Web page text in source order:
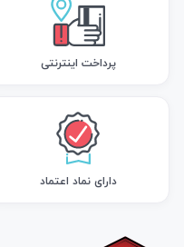
پرداخت اینترنتی
دارای نماد اعتماد